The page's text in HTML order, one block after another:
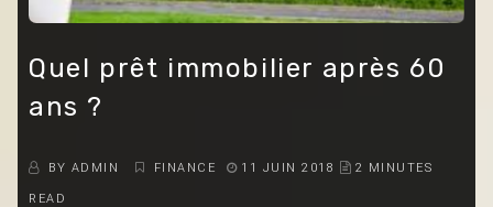
Quel prêt immobilier après 60
ans ?
BY ADMIN FINANCE 11 JUIN 2018 2 MINUTES
READ